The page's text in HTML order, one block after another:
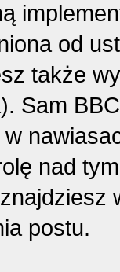
od
także
Sam
nad
postu.